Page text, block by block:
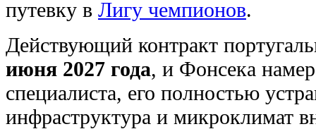
путевку в Лигу чемпионов.
Действующий контракт
июня 2027 года, и Фонсека
специалиста, его полностью
инфраструктура и микроклимат